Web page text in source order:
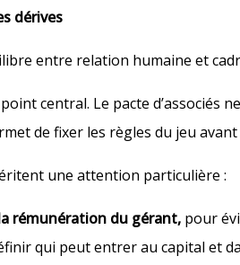
dérives
entre relation humaine et
central. Le pacte d’associés
de fixer les règles du jeu
une attention particulière :
rémunération du gérant, pour
qui peut entrer au capital et